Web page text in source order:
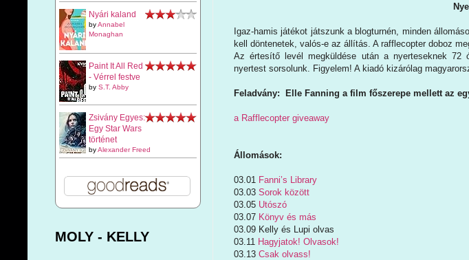
Igaz-hamis játékot játszunk a blogturnén, minden
kell döntenetek, valós-e az állítás. A rafflecopter doboz
Az értesítő levél megküldése után a nyerteseknek 72
nyertest sorsolunk. Figyelem! A kiadó kizárólag
Feladvány: Elle Fanning a film főszerepe mellett az
a Rafflecopter giveaway
Állomások:
03.01 Fanni’s Library
03.03 Sorok között
03.05 Utószó
03.07 Könyv és más
03.09 Kelly és Lupi olvas
03.11 Hagyjatok! Olvasok!
03.13 Csak olvass!
Nyári kaland
byAnnabel
Monaghan
Paint It All Red
- Vérrel festve
by S.T. Abby
Zsivány Egyes:
Egy Star Wars
történet
byAlexander Freed
MOLY - KELLY